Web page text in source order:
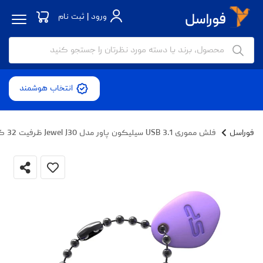
ورود | ثبت نام
انتخاب هوشمند
فوراسل فلش مموری USB 3.1 سیلیکون پاور مدل Jewel J30 ظرفیت 32 گیگابایت